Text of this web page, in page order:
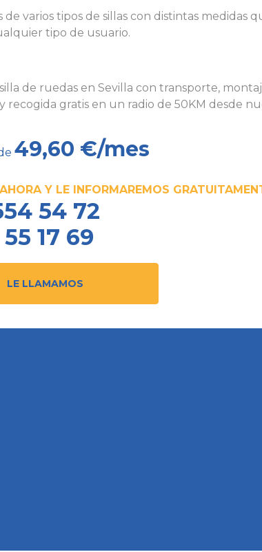
de varios tipos de sillas con distintas medidas
tipo de usuario.
de ruedas en Sevilla con transporte,
recogida gratis en un radio de 50KM desde
49,60 €/mes
Y LE INFORMAREMOS
54 72
17 69
LE LLAMAMOS